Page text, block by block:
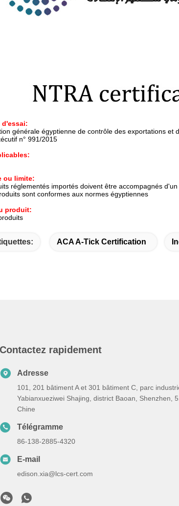
d'essai:
générale égyptienne de contrôle des exportations et
n° 991/2015
ou limite:
réglementés importés doivent être accompagnés
sont conformes aux normes égyptiennes
produit:
ACA A-Tick Certification
Contactez rapidement
Adresse
101, 201 bâtiment A et 301 bâtiment C, parc
Yabianxueziwei Shajing, district Baoan, Shenzhen,
Chine
Télégramme
86-138-2885-4320
E-mail
edison.xia@lcs-cert.com